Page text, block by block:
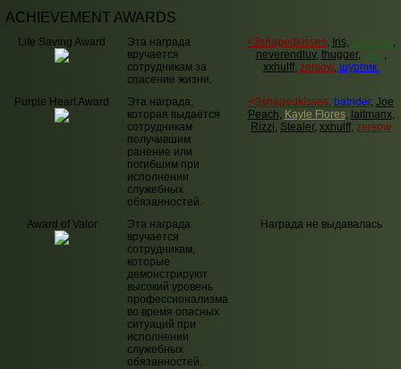
ACHIEVEMENT AWARDS
Life Saving Award
Эта награда
вручается
сотрудникам за
спасение жизни.
<3shapedkisses, Iris,
,
neverendluv, thugger,
,
xxhulff, zersow, шурпик.
Purple Heart Award
Эта награда,
которая выдаётся
сотрудникам
получившим
ранение или
погибшим при
исполнении
служебных
обязанностей.
<3shapedkisses, batrider, Joe
Peach, Kayle Flores, laitmanx,
Rizzi, Stealer, xxhulff, zersow
Award of Valor
Эта награда
вручается
сотрудникам,
которые
демонстрируют
высокий уровень
профессионализма
во время опасных
ситуаций при
исполнении
служебных
обязанностей.
Награда не выдавалась